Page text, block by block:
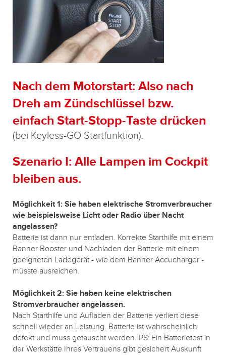
Nach dem Motorstart: Also nach
Dreh am Zündschlüssel bzw.
einfach Start-Stopp-Taste drücken
(bei Keyless-GO Startfunktion).
Szenario I: Alle Lampen im Cockpit
bleiben aus.
Möglichkeit 1: Sie haben elektrische Stromverbraucher
wie beispielsweise Licht oder Radio über Nacht
angelassen?
Batterie ist dann nur entladen. Korrekte Starthilfe mit einem
Banner Booster und Nachladen der Batterie mit einem
geeigneten Ladegerät - wie dem Banner Accucharger -
müsste ausreichen.
Möglichkeit 2: Sie haben keine elektrischen
Stromverbraucher angelassen.
Nach Starthilfe und Aufladen der Batterie verliert diese
schnell wieder an Leistung. Batterie ist wahrscheinlich
defekt und muss getauscht werden. PS: Ein Batterietest in
der Werkstätte Ihres Vertrauens gibt gesichert Auskunft